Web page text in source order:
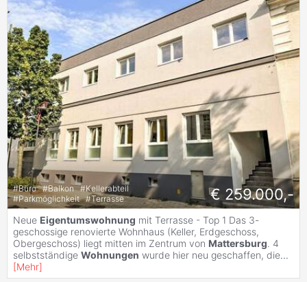
#Büro #Balkon #Kellerabteil
#Parkmöglichkeit #Terrasse € 259.000,-
Neue Eigentumswohnung mit Terrasse - Top 1 Das 3-
geschossige renovierte Wohnhaus (Keller, Erdgeschoss,
Obergeschoss) liegt mitten im Zentrum von Mattersburg. 4
selbstständige Wohnungen wurde hier neu geschaffen, die...
[Mehr]